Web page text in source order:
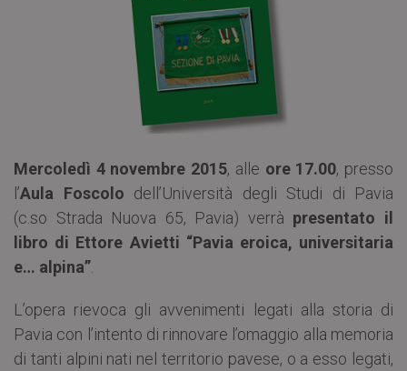
Mercoledì 4 novembre 2015, alle ore 17.00, presso
l’Aula Foscolo dell’Università degli Studi di Pavia
(c.so Strada Nuova 65, Pavia) verrà presentato il
libro di Ettore Avietti “Pavia eroica, universitaria
e… alpina”.
L’opera rievoca gli avvenimenti legati alla storia di
Pavia con l’intento di rinnovare l’omaggio alla memoria
di tanti alpini nati nel territorio pavese, o a esso legati,